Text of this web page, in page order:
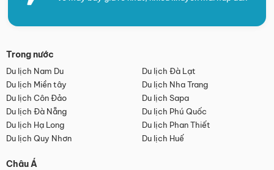
Trong nước
Du lịch Nam Du
Du lịch Đà Lạt
Du lịch Miền tây
Du lịch Nha Trang
Du lịch Côn Đảo
Du lịch Sapa
Du lịch Đà Nẵng
Du lịch Phú Quốc
Du lịch Hạ Long
Du lịch Phan Thiết
Du lịch Quy Nhơn
Du lịch Huế
Châu Á